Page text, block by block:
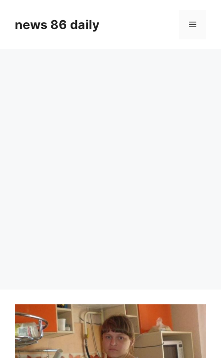
contentnews 86 daily Menu